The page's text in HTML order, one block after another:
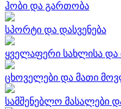
ჰობი და გართობა
სპორტი და დასვენება
ყველაფერი სახლისა და
ცხოველები და მათი
სამშენებლო მასალები